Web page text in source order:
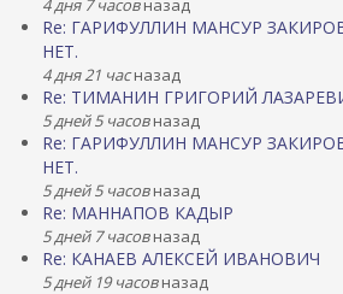
4 дня 7 часовназад
Re: ГАРИФУЛЛИН МАНСУР
НЕТ.
4 дня 21 часназад
Re: ТИМАНИН ГРИГОРИЙ
5 дней 5 часовназад
Re: ГАРИФУЛЛИН МАНСУР
НЕТ.
5 дней 5 часовназад
Re: МАННАПОВ КАДЫР
5 дней 7 часовназад
Re: КАНАЕВ АЛЕКСЕЙ ИВАНОВИЧ
5 дней 19 часовназад